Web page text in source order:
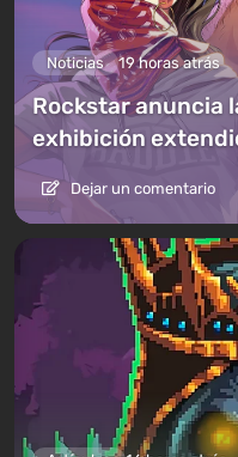
Noticias 19 horas atrás
Rockstar anuncia
exhibición
Dejar un comentario